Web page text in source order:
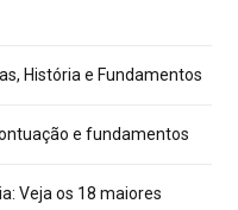
História e Fundamentos
e fundamentos
Veja os 18 maiores